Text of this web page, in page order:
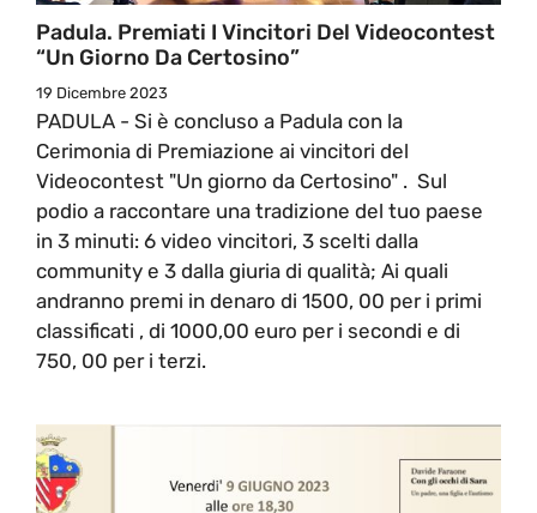
Padula. Premiati I Vincitori Del Videocontest
“Un Giorno Da Certosino”
19 Dicembre 2023
PADULA - Si è concluso a Padula con la
Cerimonia di Premiazione ai vincitori del
Videocontest "Un giorno da Certosino" . Sul
podio a raccontare una tradizione del tuo paese
in 3 minuti: 6 video vincitori, 3 scelti dalla
community e 3 dalla giuria di qualità; Ai quali
andranno premi in denaro di 1500, 00 per i primi
classificati , di 1000,00 euro per i secondi e di
750, 00 per i terzi.